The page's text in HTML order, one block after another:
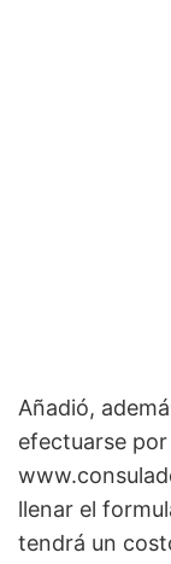
Añadió,
efectuarse
llenar el
tendrá un